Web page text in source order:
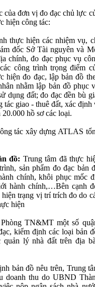
đơn vị đo đạc chủ lực
hiện công tác:
thực hiện các nhiệm vụ,
đốc Sở Tài nguyên và
chính, đo đạc phục vụ
công trình trọng điểm
hiện đo đạc, lập bản đồ
nhằm lập bản đồ phục
dụng đất; đo đạc đền bù
tác giao - thuê đất, xác định
hồ sơ các loại.
tác xây dựng ATLAS
đồ: Trung tâm đã thực
sản phẩm đo đạc bản
chính, khôi phục mốc
hành chính,…Bên cạnh
trạng vị trí trích đo do
hiện
TN&MT một số
kiểm định các loại bản
lý nhà đất trên địa
bản đồ nêu trên, Trung
doanh thu do UBND